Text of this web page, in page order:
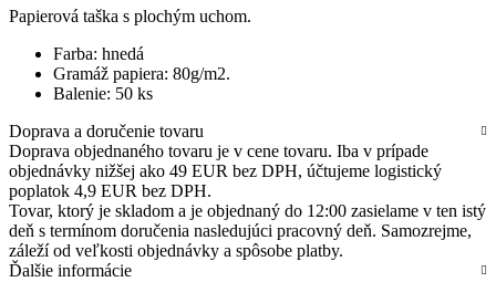
Papierová taška s plochým uchom.
Farba: hnedá
Gramáž papiera: 80g/m2.
Balenie: 50 ks
Doprava a doručenie tovaru
Doprava objednaného tovaru je v cene tovaru. Iba v prípade
objednávky nižšej ako 49 EUR bez DPH, účtujeme logistický
poplatok 4,9 EUR bez DPH.
Tovar, ktorý je skladom a je objednaný do 12:00 zasielame v ten istý
deň s termínom doručenia nasledujúci pracovný deň. Samozrejme,
záleží od veľkosti objednávky a spôsobe platby.
Ďalšie informácie